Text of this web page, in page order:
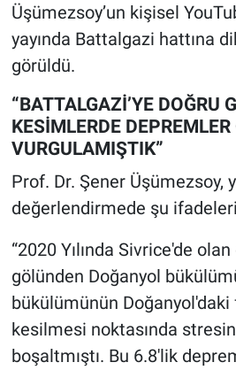
Üşümezsoy’un kişisel
yayında Battalgazi hattına
görüldü.
“BATTALGAZİ’YE DOĞRU
KESİMLERDE DEPREMLER
VURGULAMIŞTIK”
Prof. Dr. Şener Üşümezsoy,
değerlendirmede şu
“2020 Yılında Sivrice'de
gölünden Doğanyol
bükülümünün Doğanyol'daki
kesilmesi noktasında
boşaltmıştı. Bu 6.8'lik